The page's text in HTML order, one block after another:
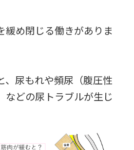
緩め閉じる働きがありま
、尿もれや頻尿（腹圧性
などの尿トラブルが生じ